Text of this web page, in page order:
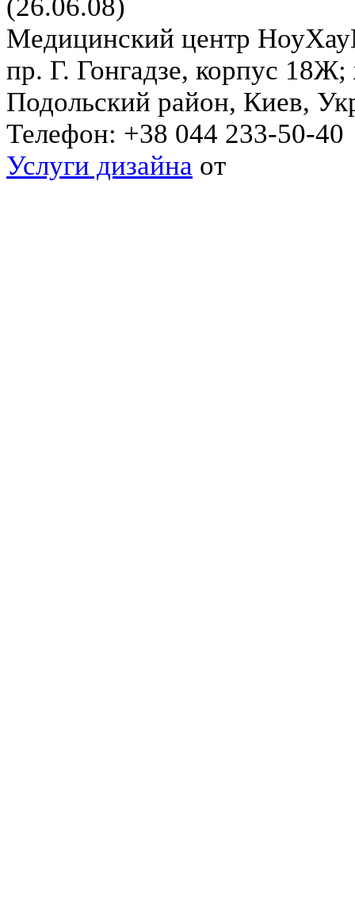
(26.06.08)
Медицинский центр
пр. Г. Гонгадзе, корпус
Подольский район, Киев,
Телефон: +38 044 233-50-40
Услуги дизайна от